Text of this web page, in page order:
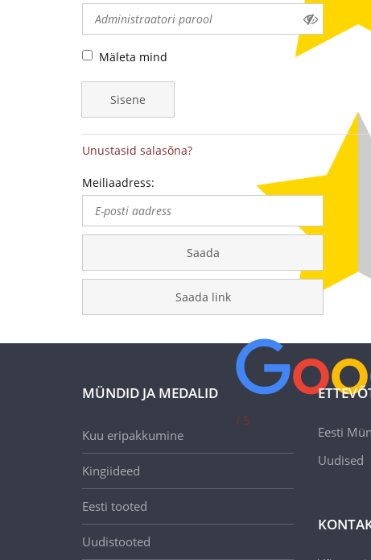
medalite
levitaja
Eestis
/ 5
Mäleta mind
Sisene
Unustasid salasõna?
Meiliaadress:
Saada
Saada link
MÜNDID JA MEDALID
Kuu eripakkumine
Kingiideed
Eesti tooted
Uudistooted
Eesti
Uudised